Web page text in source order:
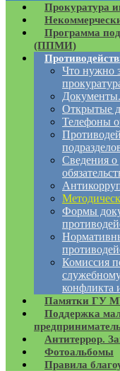
Прокуратура
Программа
(ППМИ)
Что нужно
Открытые
Телефоны
Сведения о
Формы
Комиссия
конфликта
Памятки ГУ
Поддержка
Антитеррор.
Фотоальбомы
Правила